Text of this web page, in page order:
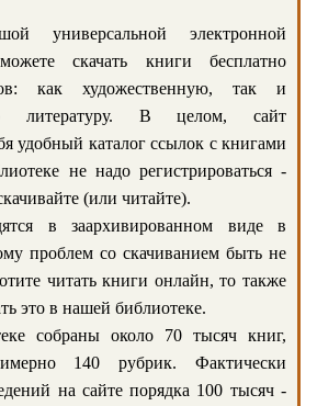
универсальной электронной
скачать книги бесплатно
как художественную, так и
литературу. В целом, сайт
удобный каталог ссылок с книгами
не надо регистрироваться -
(или читайте).
в заархивированном виде в
проблем со скачиванием быть не
читать книги онлайн, то также
это в нашей библиотеке.
собраны около 70 тысяч книг,
140 рубрик. Фактически
на сайте порядка 100 тысяч -